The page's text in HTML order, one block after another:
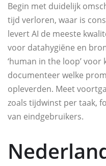
Begin met duidelijk
tijd verloren, waar is
levert AI de meeste
voor datahygiëne en
‘human in the loop’
documenteer welke
opleverden. Meet
zoals tijdwinst per taak,
van eindgebruikers.